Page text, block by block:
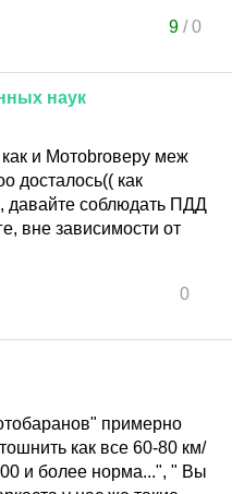
9/0
наук
как и Мотоbroверу меж
досталось(( как
давайте соблюдать ПДД
вне зависимости от
0
примерно
как все 60-80 км/
и более норма...", " Вы